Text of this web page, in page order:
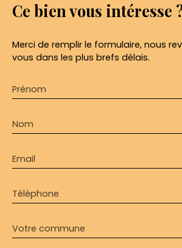
Ce bien vous intéresse
Merci de remplir le formulaire, nous
vous dans les plus brefs délais.
Prénom
Nom
Email
Téléphone
Votre commune